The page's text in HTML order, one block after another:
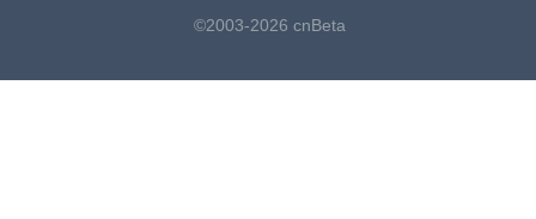
©2003-2026 cnBeta